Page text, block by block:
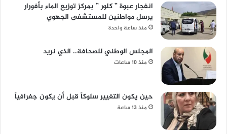
انفجار عبوة ” كلور ” بمركز توزيع الماء بأفورار
يرسل مواطنين للمستشفى الجهوي
منذ ساعة واحدة
المجلس الوطني للصحافة.. الذي نريد
منذ 10 ساعات
حين يكون التغيير سلوكاً قبل أن يكون جغرافياً
منذ 13 ساعة